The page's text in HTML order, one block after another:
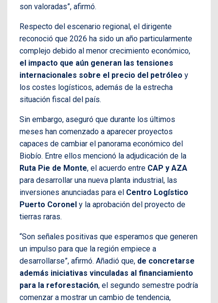
son valoradas”, afirmó.
Respecto del escenario regional, el dirigente
reconoció que 2026 ha sido un año particularmente
complejo debido al menor crecimiento económico,
el impacto que aún generan las tensiones
internacionales sobre el precio del petróleo y
los costes logísticos, además de la estrecha
situación fiscal del país.
Sin embargo, aseguró que durante los últimos
meses han comenzado a aparecer proyectos
capaces de cambiar el panorama económico del
Biobío. Entre ellos mencionó la adjudicación de la
Ruta Pie de Monte, el acuerdo entre CAP y AZA
para desarrollar una nueva planta industrial, las
inversiones anunciadas para el Centro Logístico
Puerto Coronel y la aprobación del proyecto de
tierras raras.
“Son señales positivas que esperamos que generen
un impulso para que la región empiece a
desarrollarse”, afirmó. Añadió que, de concretarse
además iniciativas vinculadas al financiamiento
para la reforestación, el segundo semestre podría
comenzar a mostrar un cambio de tendencia,